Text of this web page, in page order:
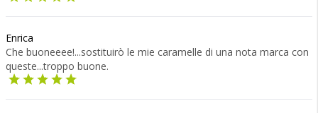
Enrica
Che buoneeee!...sostituirò le mie caramelle di una nota marca con
queste...troppo buone.